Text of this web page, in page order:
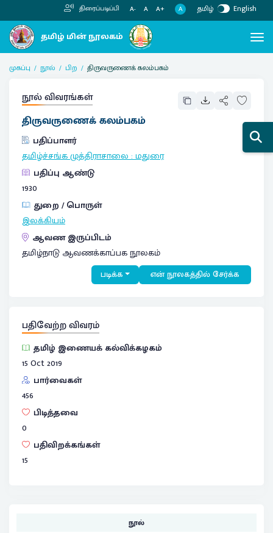
திரைப்படிப்பி A- A A+ A தமிழ் English
முகப்பு நூல் பிற திருவருணைக் கலம்பகம்
நூல் விவரங்கள்
திருவருணைக் கலம்பகம்
பதிப்பாளர்
தமிழ்ச்சங்க முத்திராசாலை:மதுரை
பதிப்பு ஆண்டு
1930
துறை / பொருள்
இலக்கியம்
ஆவண இருப்பிடம்
தமிழ்நாடு ஆவணக்காப்பக நூலகம்
படிக்க என் நூலகத்தில் சேர்க்க
பதிவேற்ற விவரம்
தமிழ் இணையக் கல்விக்கழகம்
15 Oct 2019
பார்வைகள்
456
பிடித்தவை
0
பதிவிறக்கங்கள்
15
நூல்